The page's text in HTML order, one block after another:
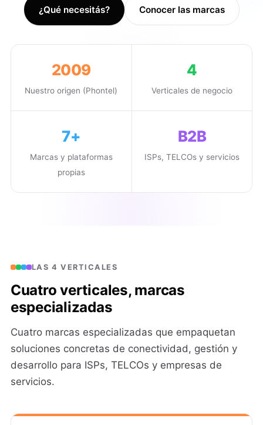
¿Qué necesitás? Conocer las marcas
2009
Nuestro origen (Phontel)
4
Verticales de negocio
7+
Marcas y plataformas
propias
B2B
ISPs, TELCOs y servicios
LAS 4 VERTICALES
Cuatro verticales, marcas
especializadas
Cuatro marcas especializadas que empaquetan
soluciones concretas de conectividad, gestión y
desarrollo para ISPs, TELCOs y empresas de
servicios.